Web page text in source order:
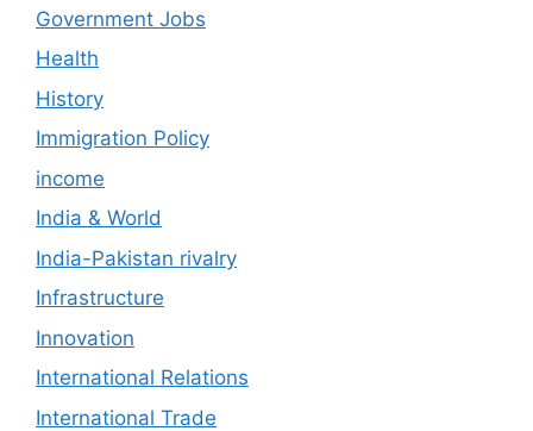
Government Jobs
Health
History
Immigration Policy
income
India & World
India-Pakistan rivalry
Infrastructure
Innovation
International Relations
International Trade